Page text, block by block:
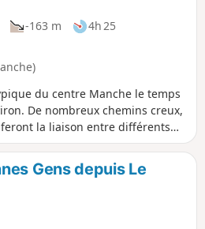
-163 m
4h 25
du centre Manche le temps
De nombreux chemins creux,
la liaison entre différents
de découvrir la richesse du
et terre crue.
Gens depuis Le